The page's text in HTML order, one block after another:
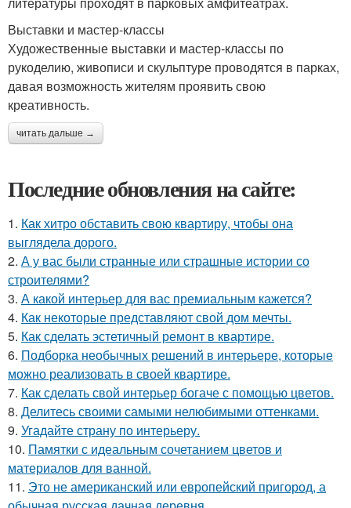
Выставки и мастер-классы
Художественные выставки и мастер-классы по
рукоделию, живописи и скульптуре проводятся в парках,
давая возможность жителям проявить свою
креативность.
читать дальше →
Последние обновления на сайте:
1. Как хитро обставить свою квартиру, чтобы она
выглядела дорого.
2. А у вас были странные или страшные истории со
строителями?
3. А какой интерьер для вас премиальным кажется?
4. Как некоторые представляют свой дом мечты.
5. Как сделать эстетичный ремонт в квартире.
6. Подборка необычных решений в интерьере, которые
можно реализовать в своей квартире.
7. Как сделать свой интерьер богаче с помощью цветов.
8. Делитесь своими самыми нелюбимыми оттенками.
9. Угадайте страну по интерьеру.
10. Памятки с идеальным сочетанием цветов и
материалов для ванной.
11. Это не американский или европейский пригород, а